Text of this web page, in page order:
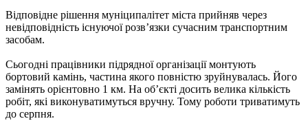
Відповідне рішення муніципалітет міста прийняв через
невідповідність існуючої розв’язки сучасним транспортним
засобам.
Сьогодні працівники підрядної організації монтують
бортовий камінь, частина якого повністю зруйнувалась. Його
замінять орієнтовно 1 км. На об’єкті досить велика кількість
робіт, які виконуватимуться вручну. Тому роботи триватимуть
до серпня.